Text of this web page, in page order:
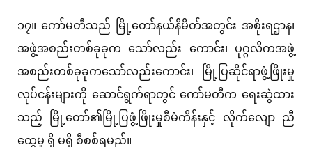
၁၇။ ကော်မတီသည် မြို့တော်နယ်နိမိတ်အတွင်း အစိုးရဌာန၊
အဖွဲ့အစည်းတစ်ခုခုက သော်လည်း ကောင်း၊ ပုဂ္ဂလိကအဖွဲ့
အစည်းတစ်ခုခုကသော်လည်းကောင်း၊ မြို့ပြဆိုင်ရာဖွံ့ဖြိုးမှု
လုပ်ငန်းများကို ဆောင်ရွက်ရာတွင် ကော်မတီက ရေးဆွဲထား
သည့် မြို့တော်၏မြို့ပြဖွံ့ဖြိုးမှုစီမံကိန်းနှင့် လိုက်လျော ညီ
ထွေမှု ရှိ မရှိ စီစစ်ရမည်။